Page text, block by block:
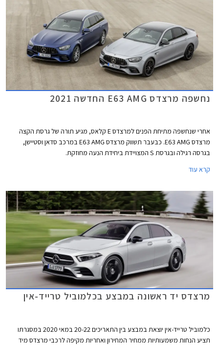
נחשפה מרצדס E63 AMG החדשה 2021
אחרי שנחשפה מתיחת הפנים למרצדס E קלאס, מגיע תורה של גרסת הקצה
מרצדס E63 AMG. כבעבר תשווק מרצדס E63 AMG במרכב סדאן וסטיישן,
בגרסה רגילה ובגרסת S המצויידת ביחידת הנעה מחוזקת.
קרא עוד
מרצדס יד ראשונה במבצע בכלמוביל טרייד-אין
כלמוביל טרייד-אין יוצאת במבצע בין התאריכים 20-22 במאי 2020 במסגרתו
תציע הנחות משמעותיות ממחיר המחירון ואחריות מקיפה לרכבי מרצדס מיד